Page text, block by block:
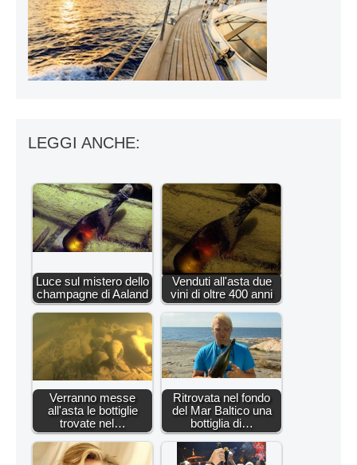
LEGGI ANCHE:
Luce sul mistero dello
champagne di Aaland
Venduti all'asta due
vini di oltre 400 anni
Verranno messe
all'asta le bottiglie
trovate nel…
Ritrovata nel fondo
del Mar Baltico una
bottiglia di…